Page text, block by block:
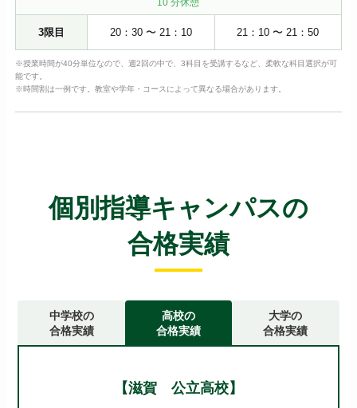
3限目 20：30 〜 21：10 21：10 〜 21：50
※授業時間が40分単位なので、週2回の中で、3科目を受講するなど、柔軟な科目選択が可
能です。
※時間割は一例です。教室や学年・コースによって異なる場合があります。
個別指導キャンパスの
合格実績
中学校の
合格実績
高校の
合格実績
大学の
合格実績
【滋賀 公立高校】